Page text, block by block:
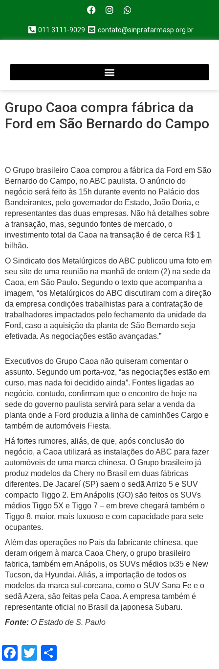
011 3111-9029 contato@sinprafarmasp.org.br
Grupo Caoa compra fábrica da
Ford em São Bernardo do Campo
O Grupo brasileiro Caoa comprou a fábrica da Ford em São
Bernardo do Campo, no ABC paulista. O anúncio do
negócio será feito às 15h durante evento no Palácio dos
Bandeirantes, pelo governador do Estado, João Doria, e
representantes das duas empresas. Não há detalhes sobre
a transação, mas, segundo fontes de mercado, o
investimento total da Caoa na transação é de cerca R$ 1
bilhão.
O Sindicato dos Metalúrgicos do ABC publicou uma foto em
seu site de uma reunião na manhã de ontem (2) na sede da
Caoa, em São Paulo. Segundo o texto que acompanha a
imagem, “os Metalúrgicos do ABC discutiram com a direção
da empresa condições trabalhistas para a contratação de
trabalhadores impactados pelo fechamento da unidade da
Ford, caso a aquisição da planta de São Bernardo seja
efetivada. As negociações estão avançadas.”
Executivos do Grupo Caoa não quiseram comentar o
assunto. Segundo um porta-voz, “as negociações estão em
curso, mas nada foi decidido ainda”. Fontes ligadas ao
negócio, contudo, confirmam que o encontro de hoje na
sede do governo paulista servirá para selar a venda da
planta onde a Ford produzia a linha de caminhões Cargo e
também de automóveis Fiesta.
Há fortes rumores, aliás, de que, após conclusão do
negócio, a Caoa utilizará as instalações do ABC para fazer
automóveis de uma marca chinesa. O Grupo brasileiro já
produz modelos da Chery no Brasil em duas fábricas
diferentes. De Jacareí (SP) saem o sedã Arrizo 5 e SUV
compacto Tiggo 2. Em Anápolis (GO) são feitos os SUVs
médios Tiggo 5X e Tiggo 7 – em breve chegará também o
Tiggo 8, maior, mais luxuoso e com capacidade para sete
ocupantes.
Além das operações no País da fabricante chinesa, que
deram origem à marca Caoa Chery, o grupo brasileiro
fabrica, também em Anápolis, os SUVs médios ix35 e New
Tucson, da Hyundai. Aliás, a importação de todos os
modelos da marca sul-coreana, como o SUV Sana Fe e o
sedã Azera, são feitas pela Caoa. A empresa também é
representante oficial no Brasil da japonesa Subaru.
Fonte: O Estado de S. Paulo
Facebook
Twitter